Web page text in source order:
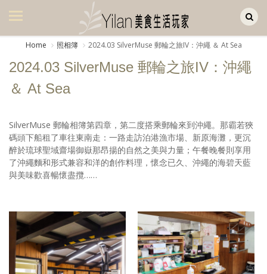
美食集
美飲集
廚房集
旅遊美食集
生活風
書房集
餐桌週記
享樂隨手拍
Home 照相簿 2024.03 SilverMuse 郵輪之旅IV：沖繩 ＆ At Sea
2024.03 SilverMuse 郵輪之旅IV：沖繩
＆ At Sea
SilverMuse 郵輪相簿第四章，第二度搭乘郵輪來到沖繩。那霸若狹
碼頭下船租了車往東南走：一路走訪泊港漁市場、新原海灘，更沉
醉於琉球聖域齋場御嶽那昂揚的自然之美與力量；午餐晚餐則享用
了沖繩麵和形式兼容和洋的創作料理，懷念已久、沖繩的海碧天藍
與美味歡喜暢懷盡攬……